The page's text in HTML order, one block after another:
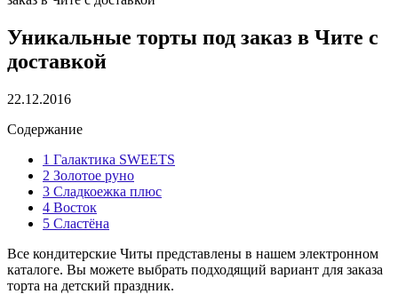
Уникальные торты под заказ в Чите с
доставкой
22.12.2016
Содержание
1 Галактика SWEETS
2 Золотое руно
3 Сладкоежка плюс
4 Восток
5 Сластёна
Все кондитерские Читы представлены в нашем электронном
каталоге. Вы можете выбрать подходящий вариант для заказа
торта на детский праздник.